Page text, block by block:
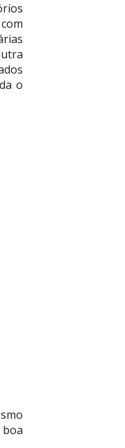
o